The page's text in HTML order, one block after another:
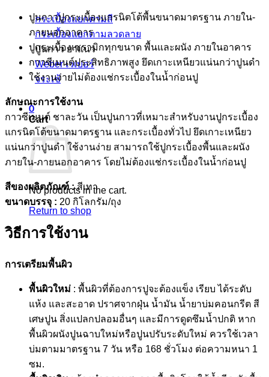
กระเบื้องแยกตามสี
กระเบื้องแยกตามลวดลาย
ปูนกาว ยาแนว
Weber เวเบอร์
จระเข้
0
Cart
No products in the cart.
Return to shop
ปูนกาวปูกระเบื้องแกรนิตโต้พื้นขนาดมาตรฐาน ภายใน-
ภายนอกอาคาร
ปูกระเบื้องเซรามิกทุกขนาด พื้นและผนัง ภายในอาคาร
กาวซีเมนต์ประสิทธิภาพสูง ยึดเกาะเหนียวแน่นกว่าปูนดำ
ใช้งานง่ายไม่ต้องแช่กระเบื้องในน้ำก่อนปู
ลักษณะการใช้งาน
กาวซีเมนต์ ชาละวัน เป็นปูนกาวที่เหมาะสำหรับงานปูกระเบื้อง
แกรนิตโต้ขนาดมาตรฐาน และกระเบื้องทั่วไป ยึดเกาะเหนียว
แน่นกว่าปูนดำ ใช้งานง่าย สามารถใช้ปูกระเบื้องพื้นและผนัง
ภายใน-ภายนอกอาคาร โดยไม่ต้องแช่กระเบื้องในน้ำก่อนปู
สีของผลิตภัณฑ์ :สีเทา
ขนาดบรรจุ : 20 กิโลกรัม/ถุง
วิธีการใช้งาน
การเตรียมพื้นผิว
พื้นผิวใหม่ : พื้นผิวที่ต้องการปูจะต้องแข็ง เรียบ ได้ระดับ
แห้ง และสะอาด ปราศจากฝุ่น น้ำมัน น้ำยาบ่มคอนกรีต สี
เศษปูน สิ่งแปลกปลอมอื่นๆ และมีการดูดซึมน้ำปกติ หาก
พื้นผิวผนังปูนฉาบใหม่หรือปูนปรับระดับใหม่ ควรใช้เวลา
บ่มตามมาตรฐาน 7 วัน หรือ 168 ชั่วโมง ต่อความหนา 1
ซม.